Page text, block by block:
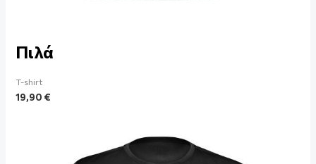
Πιλά
T-shirt
19,90€